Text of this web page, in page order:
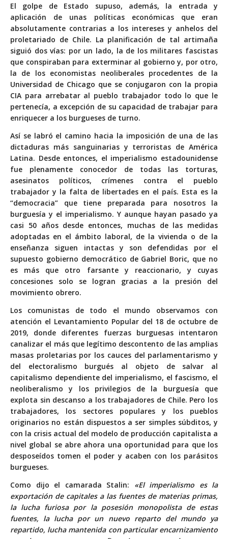
El golpe de Estado supuso, además, la entrada y
aplicación de unas políticas económicas que eran
absolutamente contrarias a los intereses y anhelos del
proletariado de Chile. La planificación de tal artimaña
siguió dos vías: por un lado, la de los militares fascistas
que conspiraban para exterminar al gobierno y, por otro,
la de los economistas neoliberales procedentes de la
Universidad de Chicago que se conjugaron con la propia
CIA para arrebatar al pueblo trabajador todo lo que le
pertenecía, a excepción de su capacidad de trabajar para
enriquecer a los burgueses de turno.
Así se labró el camino hacia la imposición de una de las
dictaduras más sanguinarias y terroristas de América
Latina. Desde entonces, el imperialismo estadounidense
fue plenamente conocedor de todas las torturas,
asesinatos políticos, crímenes contra el pueblo
trabajador y la falta de libertades en el país. Esta es la
“democracia” que tiene preparada para nosotros la
burguesía y el imperialismo. Y aunque hayan pasado ya
casi 50 años desde entonces, muchas de las medidas
adoptadas en el ámbito laboral, de la vivienda o de la
enseñanza siguen intactas y son defendidas por el
supuesto gobierno democrático de Gabriel Boric, que no
es más que otro farsante y reaccionario, y cuyas
concesiones solo se logran gracias a la presión del
movimiento obrero.
Los comunistas de todo el mundo observamos con
atención el Levantamiento Popular del 18 de octubre de
2019, donde diferentes fuerzas burguesas intentaron
canalizar el más que legítimo descontento de las amplias
masas proletarias por los cauces del parlamentarismo y
del electoralismo burgués al objeto de salvar al
capitalismo dependiente del imperialismo, el fascismo, el
neoliberalismo y los privilegios de la burguesía que
explota sin descanso a los trabajadores de Chile. Pero los
trabajadores, los sectores populares y los pueblos
originarios no están dispuestos a ser simples súbditos, y
con la crisis actual del modelo de producción capitalista a
nivel global se abre ahora una oportunidad para que los
desposeídos tomen el poder y acaben con los parásitos
burgueses.
Como dijo el camarada Stalin: «El imperialismo es la
exportación de capitales a las fuentes de materias primas,
la lucha furiosa por la posesión monopolista de estas
fuentes, la lucha por un nuevo reparto del mundo ya
repartido, lucha mantenida con particular encarnizamiento